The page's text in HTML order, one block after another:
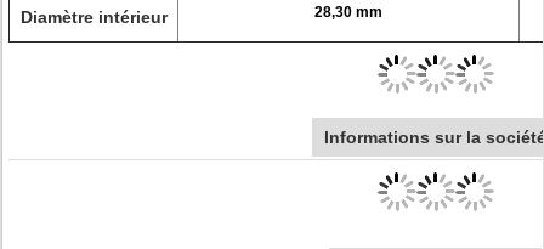
Diamètre intérieur 28,30 mm
Informations sur la